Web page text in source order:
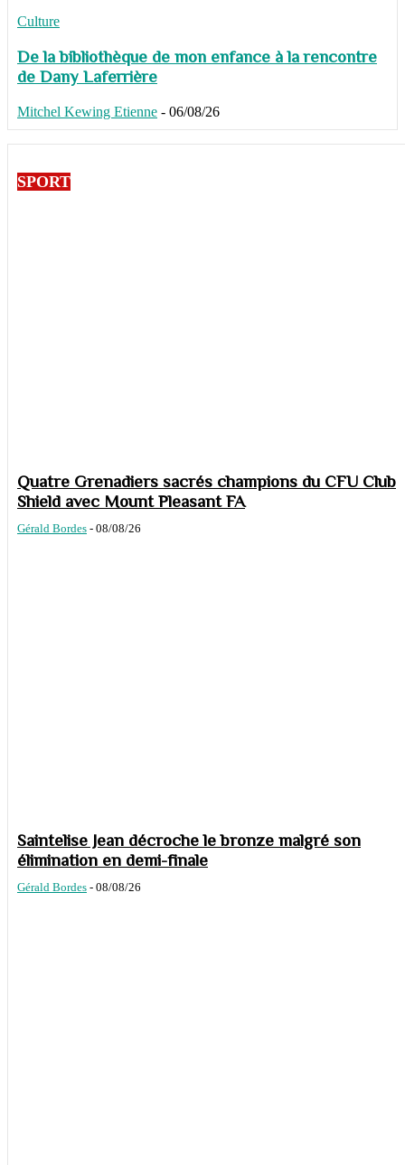
Culture
De la bibliothèque de mon enfance à la rencontre
de Dany Laferrière
Mitchel Kewing Etienne - 06/08/26
SPORT
Quatre Grenadiers sacrés champions du CFU Club
Shield avec Mount Pleasant FA
Gérald Bordes - 08/08/26
Saintelise Jean décroche le bronze malgré son
élimination en demi-finale
Gérald Bordes - 08/08/26